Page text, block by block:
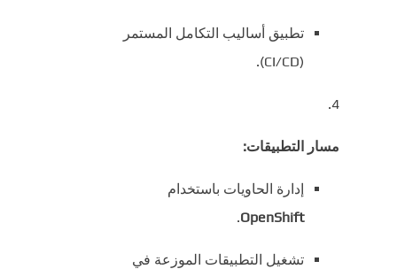
تطبيق أساليب التكامل المستمر
(CI/CD).
مسار التطبيقات:
إدارة الحاويات باستخدام
OpenShift
.
تشغيل التطبيقات الموزعة في